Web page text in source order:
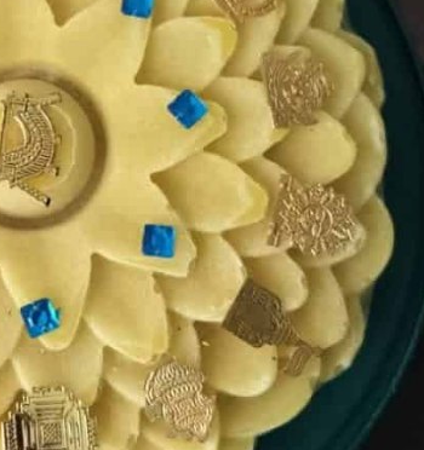
पाळवी हवे छे आज्ञा,
साधवी हवे छे साधना….
“आवजो मन मंदिरिये"
(४ वार)